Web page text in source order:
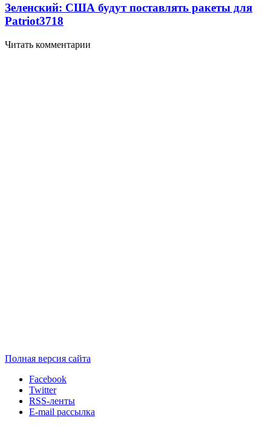
Зеленский: США будут поставлять ракеты для
Patriot3718
Читать комментарии
Полная версия сайта
Facebook
Twitter
RSS-ленты
E-mail рассылка